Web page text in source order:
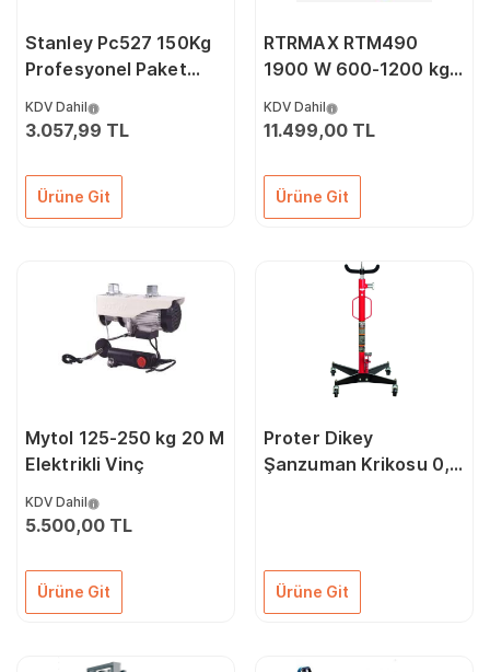
Stanley Pc527 150Kg
Profesyonel Paket
KDV Dahil
3.057,99 TL
Ürüne Git
RTRMAX RTM490
1900 W 600-1200 kg
Caraskal
KDV Dahil
11.499,00 TL
Ürüne Git
Mytol 125-250 kg 20 M
Elektrikli Vinç
KDV Dahil
5.500,00 TL
Ürüne Git
Proter Dikey
Şanzuman Krikosu 0,5
Ürüne Git